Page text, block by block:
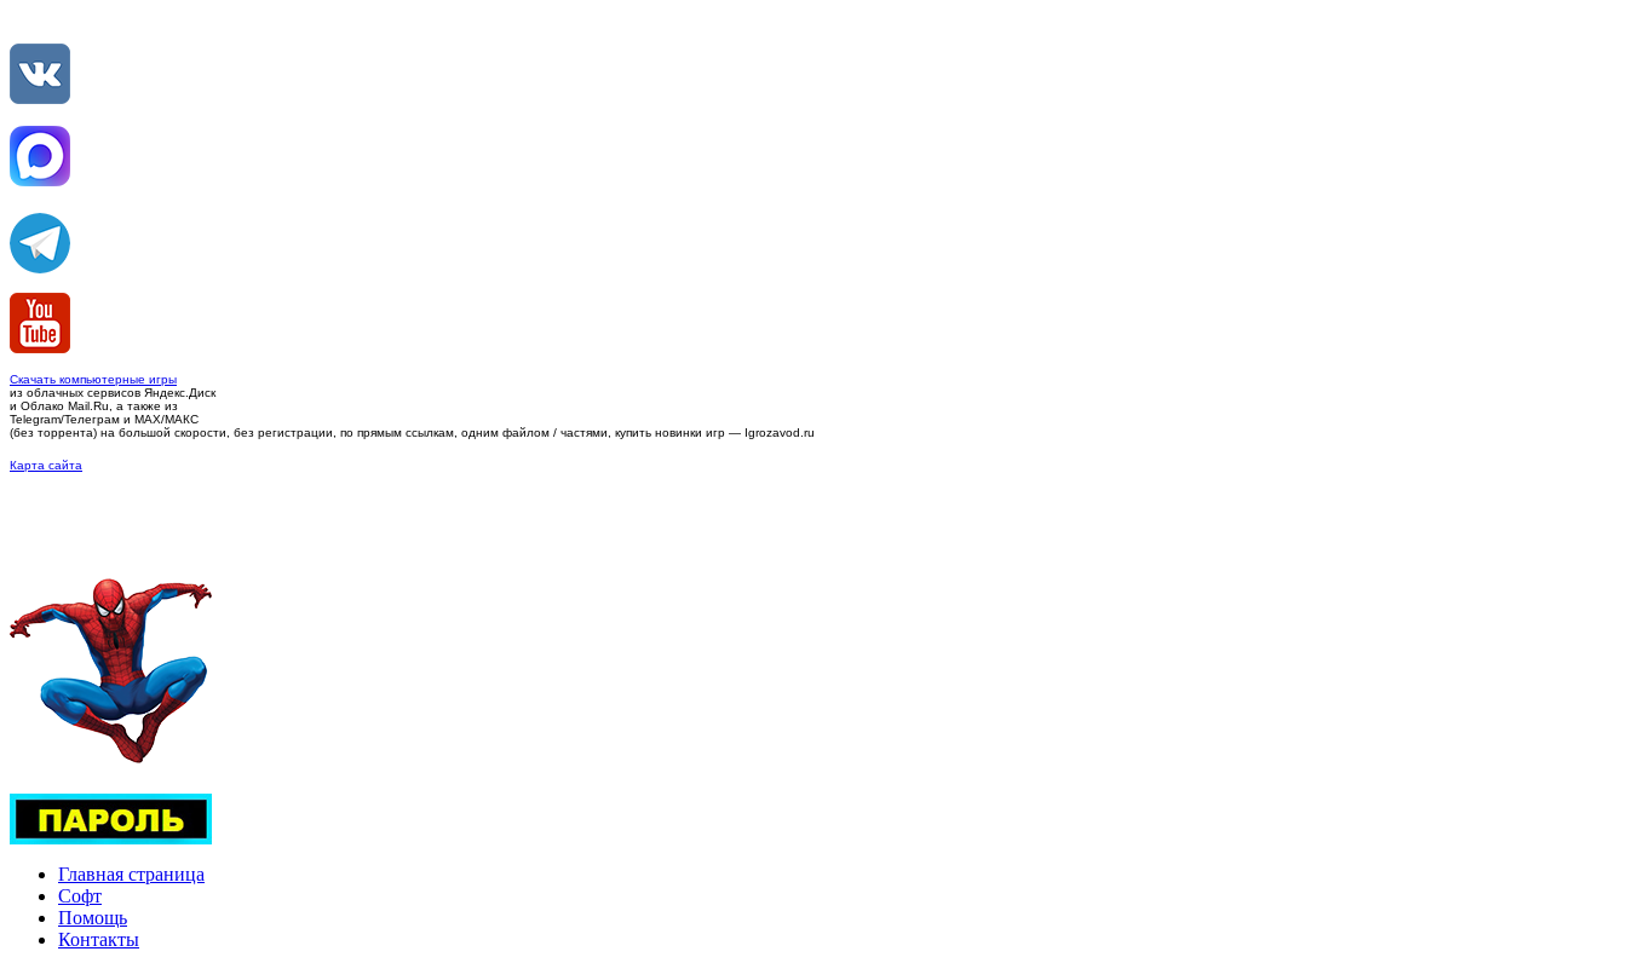
Скачать компьютерные игры
из облачных сервисов Яндекс.Диск
и Облако Mail.Ru, а также из
Telegram/Телеграм и MAX/МАКС
(без торрента) на большой скорости, без регистрации, по прямым ссылкам, одним файлом / частями, купить новинки игр — Igrozavod.ru
Карта сайта
Главная страница
Софт
Помощь
Контакты